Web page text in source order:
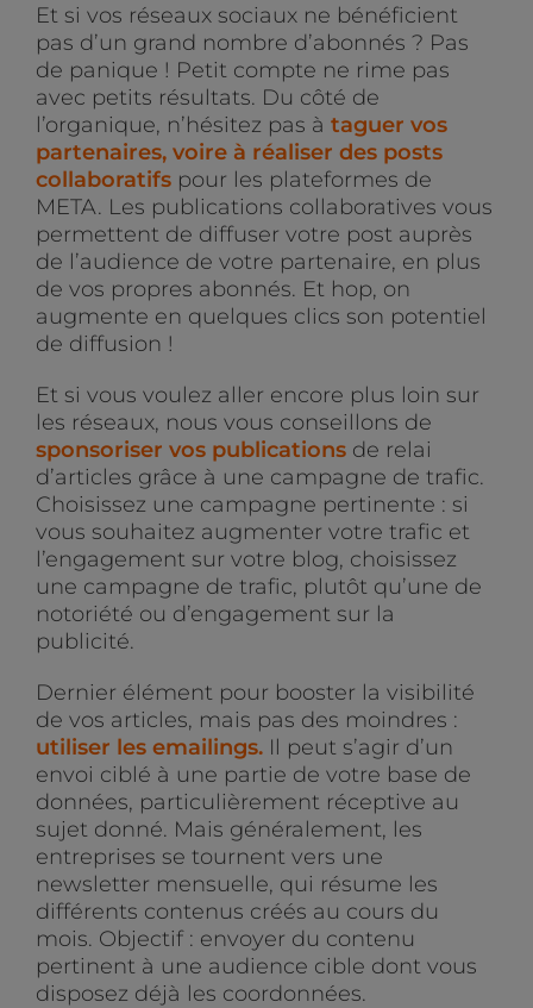
Et si vos réseaux sociaux ne bénéficient
pas d’un grand nombre d’abonnés ? Pas
de panique ! Petit compte ne rime pas
avec petits résultats. Du côté de
l’organique, n’hésitez pas à taguer vos
partenaires, voire à réaliser des posts
collaboratifspour les plateformes de
META. Les publications collaboratives vous
permettent de diffuser votre post auprès
de l’audience de votre partenaire, en plus
de vos propres abonnés. Et hop, on
augmente en quelques clics son potentiel
de diffusion !
Et si vous voulez aller encore plus loin sur
les réseaux, nous vous conseillons de
sponsoriser vos publicationsde relai
d’articles grâce à une campagne de trafic.
Choisissez une campagne pertinente : si
vous souhaitez augmenter votre trafic et
l’engagement sur votre blog, choisissez
une campagne de trafic, plutôt qu’une de
notoriété ou d’engagement sur la
publicité.
Dernier élément pour booster la visibilité
de vos articles, mais pas des moindres :
utiliser les emailings.Il peut s’agir d’un
envoi ciblé à une partie de votre base de
données, particulièrement réceptive au
sujet donné. Mais généralement, les
entreprises se tournent vers une
newsletter mensuelle, qui résume les
différents contenus créés au cours du
mois. Objectif : envoyer du contenu
pertinent à une audience cible dont vous
disposez déjà les coordonnées.